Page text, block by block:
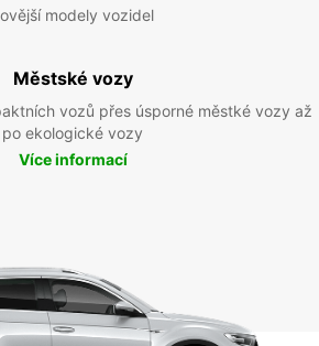
modely vozidel
Městské vozy
vozů přes úsporné městké vozy až
po ekologické vozy
Více informací